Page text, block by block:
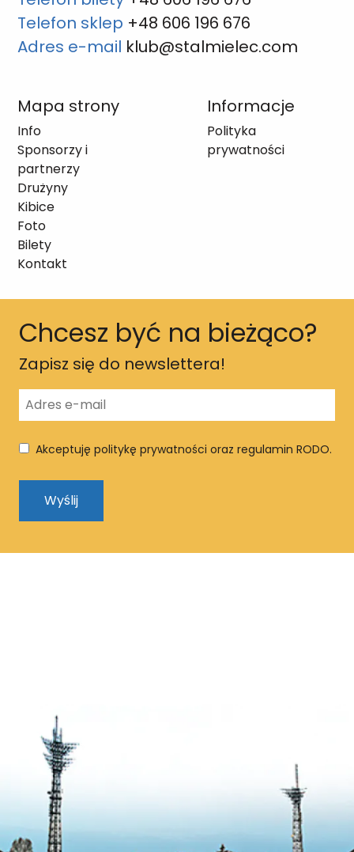
Telefon sklep +48 606 196 676
Adres e-mail klub@stalmielec.com
Mapa strony
Info
Sponsorzy i
partnerzy
Drużyny
Kibice
Foto
Bilety
Kontakt
Informacje
Polityka
prywatności
Chcesz być na bieżąco?
Zapisz się do newslettera!
Akceptuję politykę prywatności oraz regulamin RODO.